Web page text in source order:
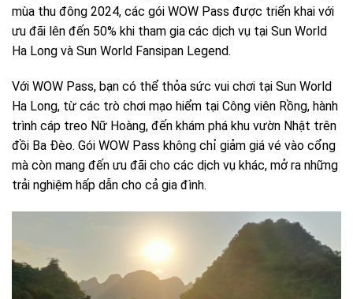
mùa thu đông 2024, các gói WOW Pass được triển khai với
ưu đãi lên đến 50% khi tham gia các dịch vụ tại Sun World
Ha Long và Sun World Fansipan Legend.
Với WOW Pass, bạn có thể thỏa sức vui chơi tại Sun World
Ha Long, từ các trò chơi mạo hiểm tại Công viên Rồng, hành
trình cáp treo Nữ Hoàng, đến khám phá khu vườn Nhật trên
đồi Ba Đèo. Gói WOW Pass không chỉ giảm giá vé vào cổng
mà còn mang đến ưu đãi cho các dịch vụ khác, mở ra những
trải nghiệm hấp dẫn cho cả gia đình.